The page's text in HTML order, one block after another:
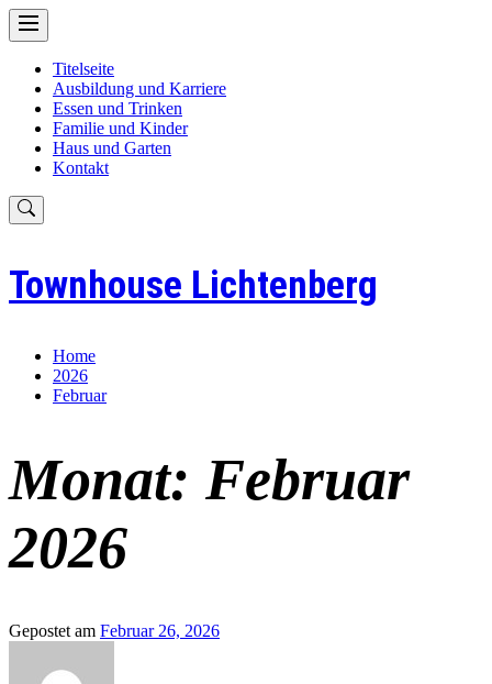
Skip
to
Titelseite
Ausbildung und Karriere
Essen und Trinken
Familie und Kinder
Haus und Garten
Kontakt
Townhouse Lichtenberg
Home
2026
Februar
Monat: Februar
2026
Gepostet am Februar 26, 2026